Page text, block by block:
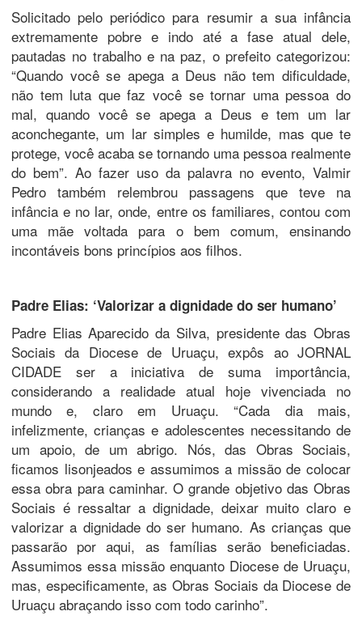
Solicitado pelo periódico para resumir a sua infância
extremamente pobre e indo até a fase atual dele,
pautadas no trabalho e na paz, o prefeito categorizou:
“Quando você se apega a Deus não tem dificuldade,
não tem luta que faz você se tornar uma pessoa do
mal, quando você se apega a Deus e tem um lar
aconchegante, um lar simples e humilde, mas que te
protege, você acaba se tornando uma pessoa realmente
do bem”. Ao fazer uso da palavra no evento, Valmir
Pedro também relembrou passagens que teve na
infância e no lar, onde, entre os familiares, contou com
uma mãe voltada para o bem comum, ensinando
incontáveis bons princípios aos filhos.
Padre Elias: ‘Valorizar a dignidade do ser humano’
Padre Elias Aparecido da Silva, presidente das Obras
Sociais da Diocese de Uruaçu, expôs ao JORNAL
CIDADE ser a iniciativa de suma importância,
considerando a realidade atual hoje vivenciada no
mundo e, claro em Uruaçu. “Cada dia mais,
infelizmente, crianças e adolescentes necessitando de
um apoio, de um abrigo. Nós, das Obras Sociais,
ficamos lisonjeados e assumimos a missão de colocar
essa obra para caminhar. O grande objetivo das Obras
Sociais é ressaltar a dignidade, deixar muito claro e
valorizar a dignidade do ser humano. As crianças que
passarão por aqui, as famílias serão beneficiadas.
Assumimos essa missão enquanto Diocese de Uruaçu,
mas, especificamente, as Obras Sociais da Diocese de
Uruaçu abraçando isso com todo carinho”.